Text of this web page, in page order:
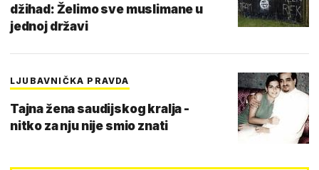
džihad: Želimo sve muslimane u
jednoj državi
LJUBAVNIČKA PRAVDA
Tajna žena saudijskog kralja -
nitko za nju nije smio znati